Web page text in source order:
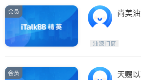
会员 尚美
油漆门窗
会员 天赐